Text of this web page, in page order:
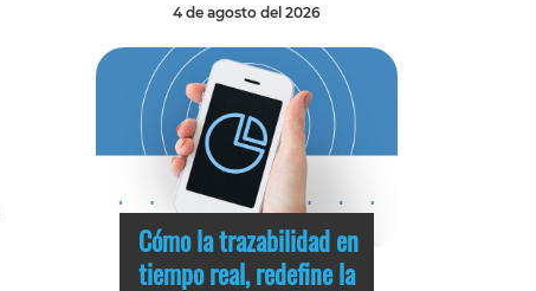
4 de agosto del 2026
Cómo la trazabilidad en
tiempo real, redefine la